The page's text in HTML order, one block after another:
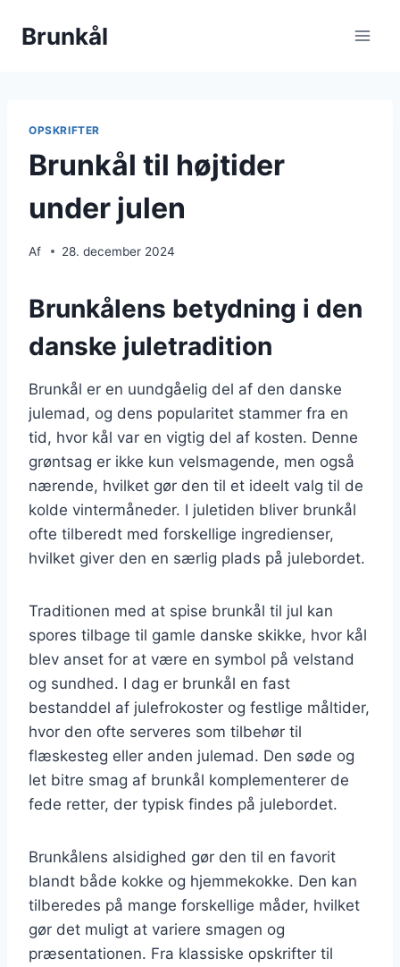
Brunkål
OPSKRIFTER
Brunkål til højtider
under julen
Af 28. december 2024
Brunkålens betydning i den
danske juletradition
Brunkål er en uundgåelig del af den danske
julemad, og dens popularitet stammer fra en
tid, hvor kål var en vigtig del af kosten. Denne
grøntsag er ikke kun velsmagende, men også
nærende, hvilket gør den til et ideelt valg til de
kolde vintermåneder. I juletiden bliver brunkål
ofte tilberedt med forskellige ingredienser,
hvilket giver den en særlig plads på julebordet.
Traditionen med at spise brunkål til jul kan
spores tilbage til gamle danske skikke, hvor kål
blev anset for at være en symbol på velstand
og sundhed. I dag er brunkål en fast
bestanddel af julefrokoster og festlige måltider,
hvor den ofte serveres som tilbehør til
flæskesteg eller anden julemad. Den søde og
let bitre smag af brunkål komplementerer de
fede retter, der typisk findes på julebordet.
Brunkålens alsidighed gør den til en favorit
blandt både kokke og hjemmekokke. Den kan
tilberedes på mange forskellige måder, hvilket
gør det muligt at variere smagen og
præsentationen. Fra klassiske opskrifter til